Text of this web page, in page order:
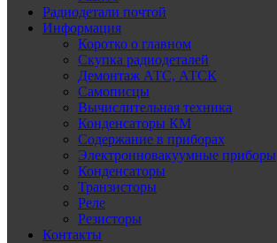
Радиодетали почтой
Информация
Коротко о главном
Скупка радиодеталей
Демонтаж АТС, АТСК
Самописцы
Вычислительная техника
Конденсаторы КМ
Содержание в приборах
Электронновакуумные приборы
Конденсаторы
Транзисторы
Реле
Резисторы
Контакты